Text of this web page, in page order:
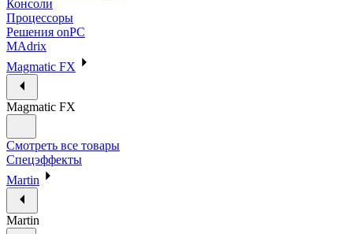
Консоли
Процессоры
Решения onPC
MAdrix
Magmatic FX
Magmatic FX
Смотреть все товары
Спецэффекты
Martin
Martin